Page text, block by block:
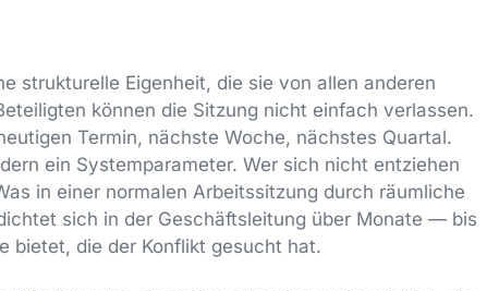
strukturelle Eigenheit, die sie von allen anderen
können die Sitzung nicht einfach verlassen.
Termin, nächste Woche, nächstes Quartal.
ein Systemparameter. Wer sich nicht entziehen
in einer normalen Arbeitssitzung durch räumliche
sich in der Geschäftsleitung über Monate — bis
bietet, die der Konflikt gesucht hat.